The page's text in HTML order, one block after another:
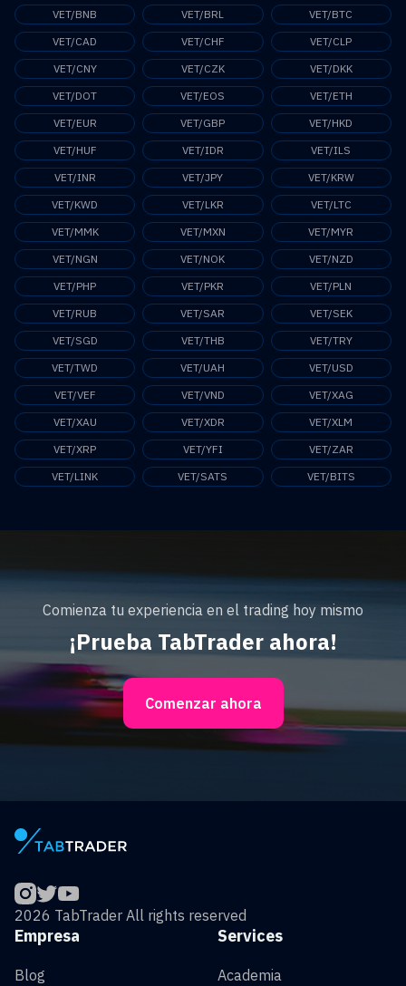
VET/BNB
VET/BRL
VET/BTC
VET/CAD
VET/CHF
VET/CLP
VET/CNY
VET/CZK
VET/DKK
VET/DOT
VET/EOS
VET/ETH
VET/EUR
VET/GBP
VET/HKD
VET/HUF
VET/IDR
VET/ILS
VET/INR
VET/JPY
VET/KRW
VET/KWD
VET/LKR
VET/LTC
VET/MMK
VET/MXN
VET/MYR
VET/NGN
VET/NOK
VET/NZD
VET/PHP
VET/PKR
VET/PLN
VET/RUB
VET/SAR
VET/SEK
VET/SGD
VET/THB
VET/TRY
VET/TWD
VET/UAH
VET/USD
VET/VEF
VET/VND
VET/XAG
VET/XAU
VET/XDR
VET/XLM
VET/XRP
VET/YFI
VET/ZAR
VET/LINK
VET/SATS VET/BITS
Comienza tu experiencia en el trading hoy mismo
¡Prueba TabTrader ahora!
Comenzar ahora
2026 TabTrader All rights reserved
Services
Academia
Empresa
Blog